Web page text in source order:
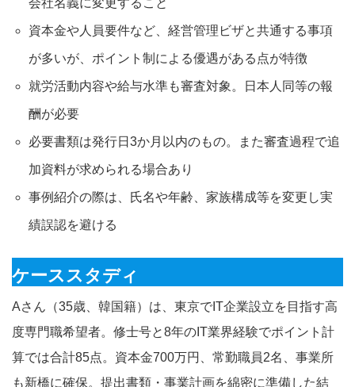
資本金や人員要件など、経営管理ビザと共通する事項
が多いが、ポイント制による優遇がある点が特徴
就労活動内容や給与水準も審査対象。日本人同等の報
酬が必要
必要書類は発行日3か月以内のもの。また審査過程で追
加資料が求められる場合あり
事例紹介の際は、氏名や年齢、家族構成等を変更し実
績誤認を避ける
ケーススタディ
Aさん（35歳、韓国籍）は、東京でIT企業設立を目指す高
度専門職希望者。修士号と8年のIT業界経験でポイント計
算では合計85点。資本金700万円、常勤職員2名、事業所
も新橋に確保。提出書類・事業計画を綿密に準備した結